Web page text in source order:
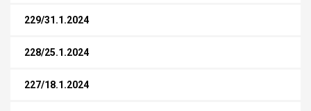
229/31.1.2024
228/25.1.2024
227/18.1.2024